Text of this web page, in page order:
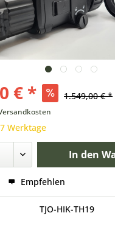
€ * 1.549,00 € *
Werktage
In den
Empfehlen
TJO-HIK-TH19